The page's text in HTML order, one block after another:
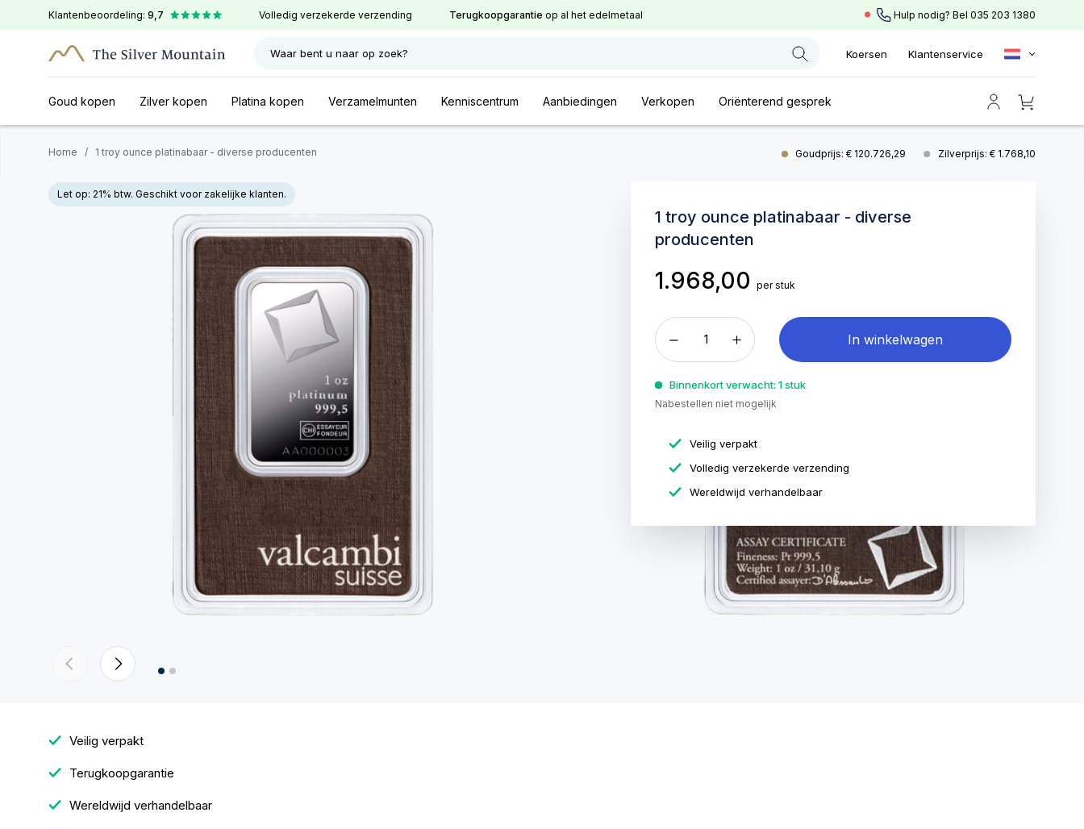
Klantenbeoordeling: 9,7 Volledig verzekerde verzending Terugkoopgarantie op al het edelmetaal Hulp nodig? Bel 035 203 1380
Waar bent u naar op zoek? Koersen Klantenservice
Goud kopen Zilver kopen Platina kopen Verzamelmunten Kenniscentrum Aanbiedingen Verkopen Oriënterend gesprek
Home / 1 troy ounce platinabaar - diverse producenten Goudprijs: € 120.726,29 Zilverprijs: € 1.768,10
1 troy ounce platinabaar - diverse
producenten
1.968,00 per stuk
In winkelwagen
Binnenkort verwacht: 1 stuk
Nabestellen niet mogelijk
Veilig verpakt
Volledig verzekerde verzending
Wereldwijd verhandelbaar
Let op: 21% btw. Geschikt voor zakelijke klanten.
Veilig verpakt
Terugkoopgarantie
Wereldwijd verhandelbaar